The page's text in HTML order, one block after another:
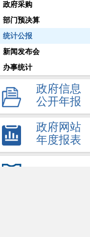
政府采购
部门预决算
统计公报
新闻发布会
办事统计
政府信息
公开年报
政府网站
年度报表